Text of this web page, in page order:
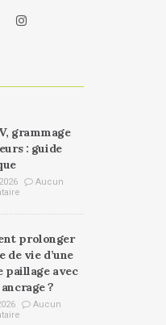
grammage
: guide
Aucun
prolonger
de vie d’une
paillage avec
?
Aucun